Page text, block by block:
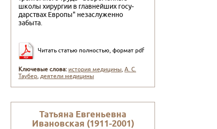
школы хирургии в главнейших госу­
дарствах Европы" незаслуженно
забыта.
Читать статью полностью, формат pdf
Ключевые слова: история медицины,А. С.
Таубер,деятели медицины
Татьяна Евгеньевна
Ивановская (1911-2001)